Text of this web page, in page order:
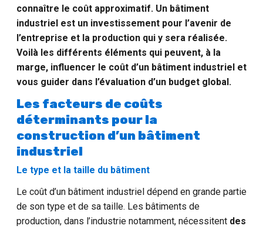
connaître le coût approximatif. Un bâtiment
industriel est un investissement pour l’avenir de
l’entreprise et la production qui y sera réalisée.
Voilà les différents éléments qui peuvent, à la
marge, influencer le coût d’un bâtiment industriel et
vous guider dans l’évaluation d’un budget global.
Les facteurs de coûts
déterminants pour la
construction d’un bâtiment
industriel
Le type et la taille du bâtiment
Le coût d’un bâtiment industriel dépend en grande partie
de son type et de sa taille. Les bâtiments de
production, dans l’industrie notamment, nécessitent des